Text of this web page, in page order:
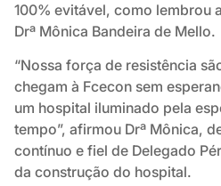
100% evitável, como lembrou
Drª Mônica Bandeira de Mello.
“Nossa força de resistência
chegam à Fcecon sem
um hospital iluminado pela
tempo”, afirmou Drª Mônica,
contínuo e fiel de Delegado
da construção do hospital.